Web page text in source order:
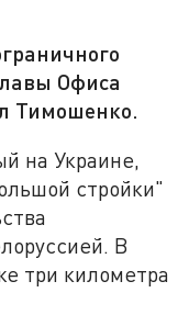
Офиса
Тимошенко.
на Украине,
стройки"
В
три километра